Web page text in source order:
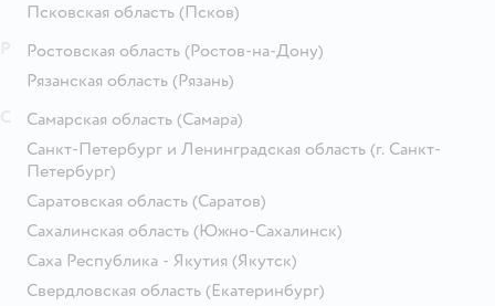
Псковская область (Псков)
Ростовская область (Ростов-на-Дону)
Рязанская область (Рязань)
Самарская область (Самара)
Санкт-Петербург и Ленинградская область (г. Санкт-
Петербург)
Саратовская область (Саратов)
Сахалинская область (Южно-Сахалинск)
Саха Республика - Якутия (Якутск)
Свердловская область (Екатеринбург)